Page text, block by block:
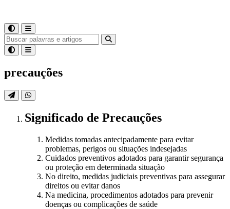
precauções
Significado de Precauções
Medidas tomadas antecipadamente para evitar
problemas, perigos ou situações indesejadas
Cuidados preventivos adotados para garantir segurança
ou proteção em determinada situação
No direito, medidas judiciais preventivas para assegurar
direitos ou evitar danos
Na medicina, procedimentos adotados para prevenir
doenças ou complicações de saúde